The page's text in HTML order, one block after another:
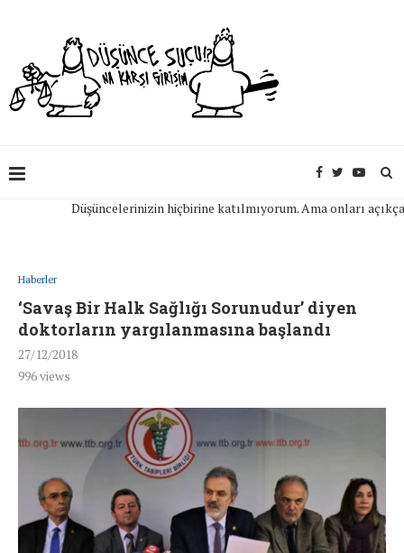
Düşüncelerinizin hiçbirine katılmıyorum. Ama onları açıkça
Haberler
‘Savaş Bir Halk Sağlığı Sorunudur’ diyen
doktorların yargılanmasına başlandı
27/12/2018
996views